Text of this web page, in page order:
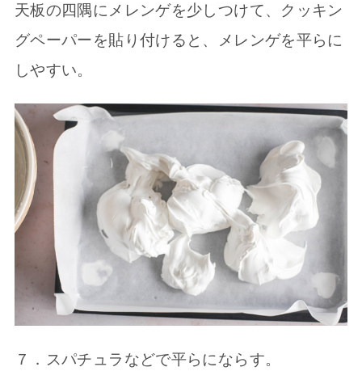
天板の四隅にメレンゲを少しつけて、クッキン
グペーパーを貼り付けると、メレンゲを平らに
しやすい。
７．スパチュラなどで平らにならす。